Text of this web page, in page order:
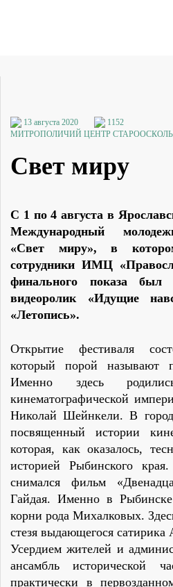
13 августа 2020
1152
МИТРОПОЛИЧИЙ ЦЕНТР
Свет миру
С 1 по 4 августа в
Международный
«Свет миру», в
сотрудники ИМЦ
финального показа был
видеоролик «Идущие
«Летопись».
Открытие фестиваля
который порой называют
Именно здесь
кинематографической
Николай Шейнкели. В
посвященный истории
которая, как оказалось,
историей Рыбинского
снимался фильм
Гайдая. Именно в Рыбинске
корни рода Михалковых.
стезя выдающегося сатирика
Усердием жителей и
ансамбль исторической
практически в